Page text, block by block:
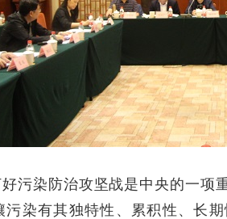
污染防治攻坚战是中央的一项
污染有其独特性、累积性、长